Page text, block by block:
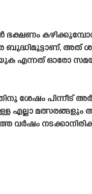
ഭക്ഷണം
ബുദ്ധിമുട്ടാണ്,
എന്നത് ഓരോ
ശേഷം പിന്നീട്
എല്ലാ മത്സരങ്ങളും